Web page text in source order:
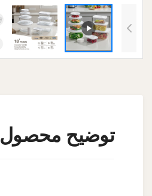
توضیح محصول